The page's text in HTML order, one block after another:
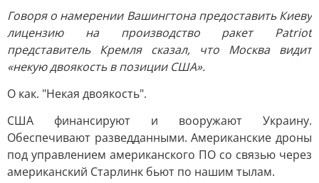
Говоря о намерении Вашингтона предоставить Киеву
лицензию на производство ракет Patriot
представитель Кремля сказал, что Москва видит
«некую двоякость в позиции США».
О как. "Некая двоякость".
США финансируют и вооружают Украину.
Обеспечивают разведданными. Американские дроны
под управлением американского ПО со связью через
американский Старлинк бьют по нашим тылам.